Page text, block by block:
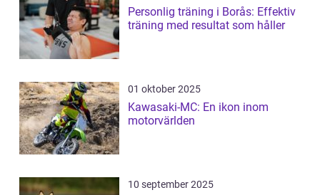
Personlig träning i Borås: Effektiv
träning med resultat som håller
01 oktober 2025
Kawasaki-MC: En ikon inom
motorvärlden
10 september 2025